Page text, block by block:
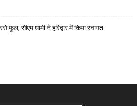
फूल, सीएम धामी ने हरिद्वार में किया स्वागत